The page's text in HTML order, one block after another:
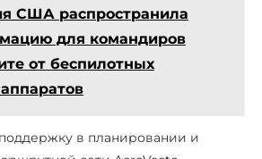
США распространила
для командиров
от беспилотных
в планировании и